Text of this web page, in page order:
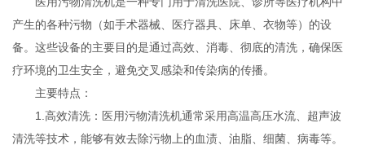
产生的各种污物（如手术器械、医疗器具、床单、衣物等）的设
备。这些设备的主要目的是通过高效、消毒、彻底的清洗，确保医
疗环境的卫生安全，避免交叉感染和传染病的传播。
主要特点：
1.高效清洗：医用污物清洗机通常采用高温高压水流、超声波
清洗等技术，能够有效去除污物上的血渍、油脂、细菌、病毒等。